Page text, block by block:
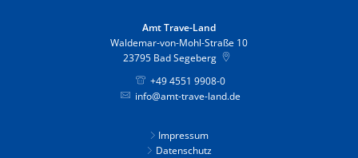
Amt Trave-Land
Waldemar-von-Mohl-Straße 10
23795 Bad Segeberg
+49 4551 9908-0
info@amt-trave-land.de
Impressum
Datenschutz